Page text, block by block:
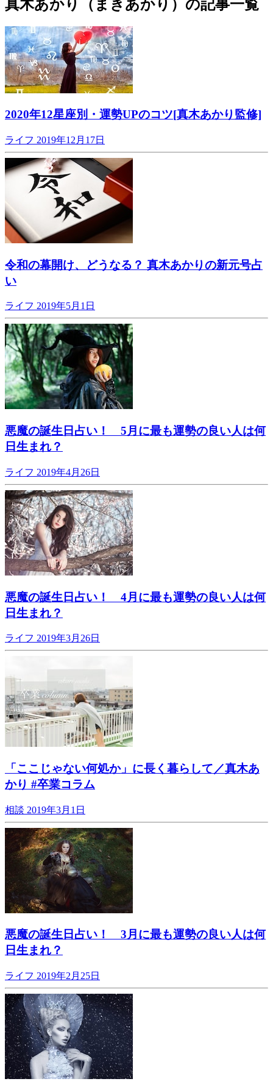
真木あかり（まきあかり）の記事一覧
2020年12星座別・運勢UPのコツ[真木あかり監修]
ライフ 2019年12月17日
令和の幕開け、どうなる？ 真木あかりの新元号占
い
ライフ 2019年5月1日
悪魔の誕生日占い！ 5月に最も運勢の良い人は何
日生まれ？
ライフ 2019年4月26日
悪魔の誕生日占い！ 4月に最も運勢の良い人は何
日生まれ？
ライフ 2019年3月26日
「ここじゃない何処か」に長く暮らして／真木あ
かり #卒業コラム
相談 2019年3月1日
悪魔の誕生日占い！ 3月に最も運勢の良い人は何
日生まれ？
ライフ 2019年2月25日